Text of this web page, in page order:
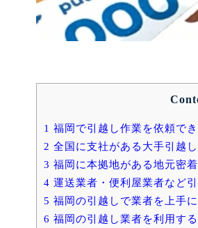
1 福岡で引越し作業を依頼で
2 全国に支社がある大手引越
3 福岡に本拠地がある地元密
4 運送業者・便利屋業者など
5 福岡の引越しで業者を上手
6 福岡の引越し業者を利用す